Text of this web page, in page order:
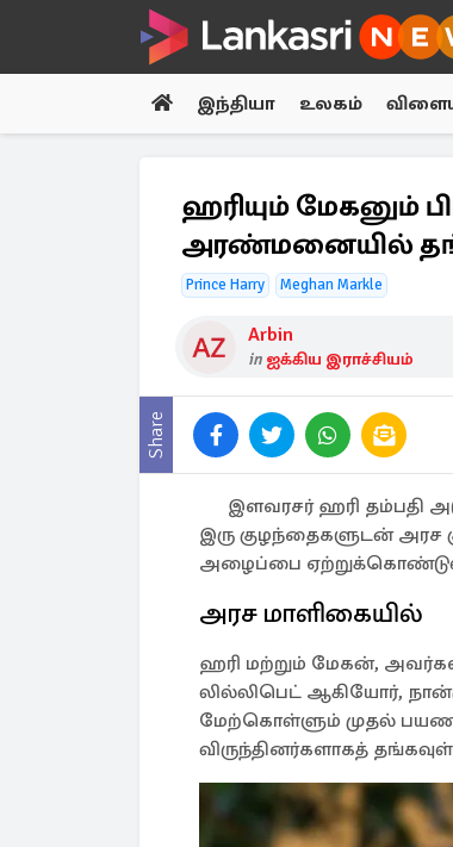
இந்தியா உலகம்
ஹரியும் மேகனும்
அரண்மனையில்
Prince Harry Meghan Markle
Arbin
in ஐக்கிய இராச்சியம்
Share
இளவரசர் ஹரி தம்பதி
இரு குழந்தைகளுடன் அரச
அழைப்பை
அரச மாளிகையில்
ஹரி மற்றும் மேகன்,
லில்லிபெட் ஆகியோர், நான்கு
மேற்கொள்ளும் முதல்
விருந்தினர்களாகத்